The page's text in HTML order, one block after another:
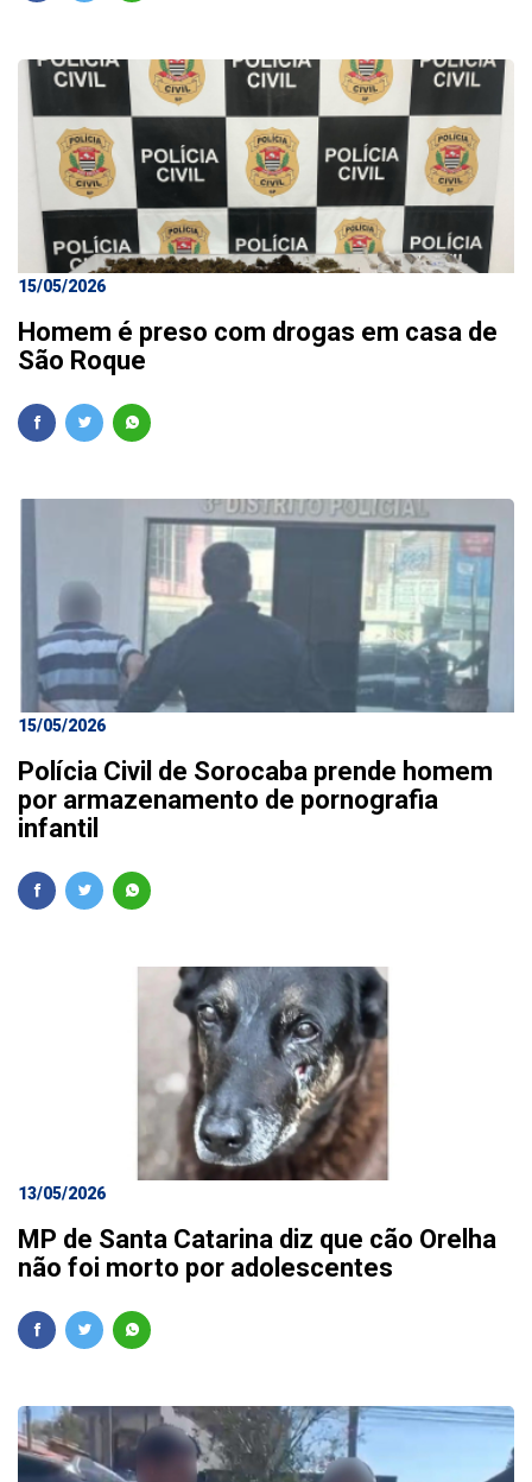
15/05/2026
Homem é preso com drogas em casa de
São Roque
15/05/2026
Polícia Civil de Sorocaba prende homem
por armazenamento de pornografia
infantil
13/05/2026
MP de Santa Catarina diz que cão Orelha
não foi morto por adolescentes